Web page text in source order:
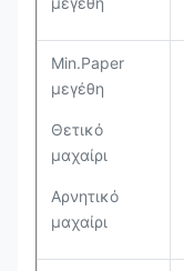
Min.Paper
μεγέθη
Θετικό
μαχαίρι
Αρνητικό
μαχαίρι